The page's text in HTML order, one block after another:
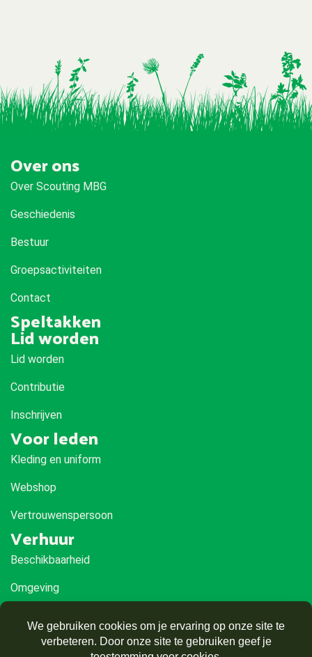
Over ons
Over Scouting MBG
Geschiedenis
Bestuur
Groepsactiviteiten
Contact
Speltakken
Lid worden
Lid worden
Contributie
Inschrijven
Voor leden
Kleding en uniform
Webshop
Vertrouwenspersoon
Verhuur
Beschikbaarheid
Omgeving